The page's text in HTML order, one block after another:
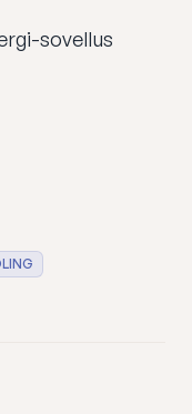
sovellus